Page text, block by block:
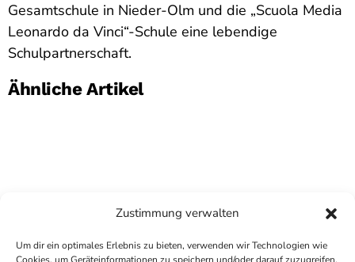
Zustimmung verwalten
Um dir ein optimales Erlebnis zu bieten, verwenden wir Technologien wie
Gesamtschule in Nieder-Olm und die „Scuola Media
Leonardo da Vinci“-Schule eine lebendige
Schulpartnerschaft.
Ähnliche Artikel